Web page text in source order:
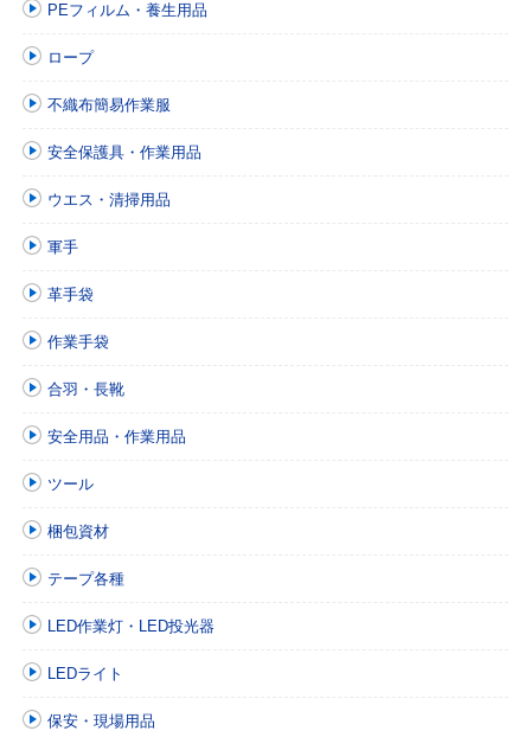
PEフィルム・養生用品
ロープ
不織布簡易作業服
安全保護具・作業用品
ウエス・清掃用品
軍手
革手袋
作業手袋
合羽・長靴
安全用品・作業用品
ツール
梱包資材
テープ各種
LED作業灯・LED投光器
LEDライト
保安・現場用品